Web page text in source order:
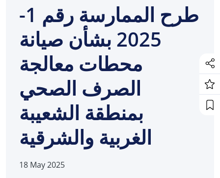
طرح الممارسة رقم 1-
2025 بشأن صيانة
محطات معالجة
الصرف الصحي
بمنطقة الشعيبة
الغربية والشرقية
18 May 2025